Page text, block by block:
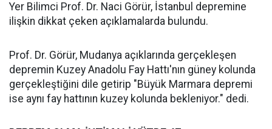
Yer Bilimci Prof. Dr. Naci Görür, İstanbul depremine
ilişkin dikkat çeken açıklamalarda bulundu.
Prof. Dr. Görür, Mudanya açıklarında gerçekleşen
depremin Kuzey Anadolu Fay Hattı'nın güney kolunda
gerçekleştiğini dile getirip "Büyük Marmara depremi
ise aynı fay hattının kuzey kolunda bekleniyor." dedi.